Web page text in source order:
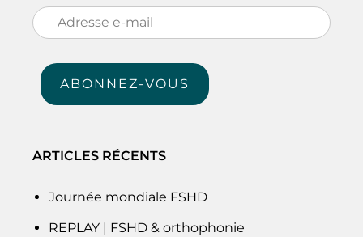
Adresse
e-
mail
ABONNEZ-VOUS
ARTICLES RÉCENTS
Journée mondiale FSHD
REPLAY | FSHD & orthophonie